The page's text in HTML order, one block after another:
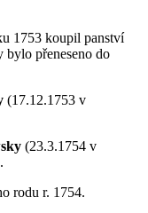
1753 koupil panství
přeneseno do
(17.12.1753 v
(23.3.1754 v
rodu r. 1754.